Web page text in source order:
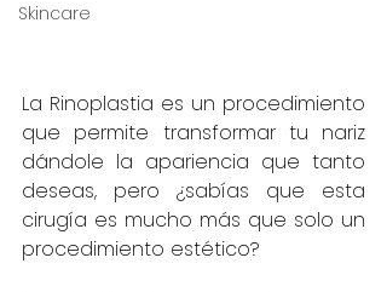
Skincare
La Rinoplastia es un procedimiento
que permite transformar tu nariz
dándole la apariencia que tanto
deseas, pero ¿sabías que esta
cirugía es mucho más que solo un
procedimiento estético?